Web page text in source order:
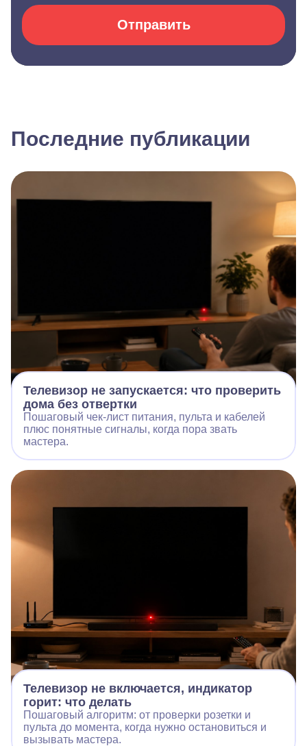
Отправить
Последние публикации
Телевизор не запускается: что проверить
дома без отвертки
Пошаговый чек‑лист питания, пульта и кабелей
плюс понятные сигналы, когда пора звать
мастера.
Телевизор не включается, индикатор
горит: что делать
Пошаговый алгоритм: от проверки розетки и
пульта до момента, когда нужно остановиться и
вызывать мастера.